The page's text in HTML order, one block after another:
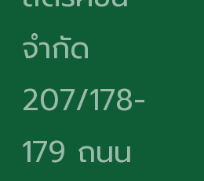
จำกัด
207/178-
179 ถนน